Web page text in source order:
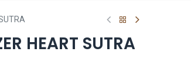
HEART SUTRA